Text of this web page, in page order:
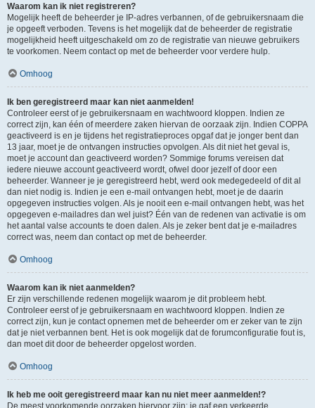
Waarom kan ik niet registreren?
Mogelijk heeft de beheerder je IP-adres verbannen, of de gebruikersnaam die
je opgeeft verboden. Tevens is het mogelijk dat de beheerder de registratie
mogelijkheid heeft uitgeschakeld om zo de registratie van nieuwe gebruikers
te voorkomen. Neem contact op met de beheerder voor verdere hulp.
Omhoog
Ik ben geregistreerd maar kan niet aanmelden!
Controleer eerst of je gebruikersnaam en wachtwoord kloppen. Indien ze
correct zijn, kan één of meerdere zaken hiervan de oorzaak zijn. Indien COPPA
geactiveerd is en je tijdens het registratieproces opgaf dat je jonger bent dan
13 jaar, moet je de ontvangen instructies opvolgen. Als dit niet het geval is,
moet je account dan geactiveerd worden? Sommige forums vereisen dat
iedere nieuwe account geactiveerd wordt, ofwel door jezelf of door een
beheerder. Wanneer je je geregistreerd hebt, werd ook medegedeeld of dit al
dan niet nodig is. Indien je een e-mail ontvangen hebt, moet je de daarin
opgegeven instructies volgen. Als je nooit een e-mail ontvangen hebt, was het
opgegeven e-mailadres dan wel juist? Één van de redenen van activatie is om
het aantal valse accounts te doen dalen. Als je zeker bent dat je e-mailadres
correct was, neem dan contact op met de beheerder.
Omhoog
Waarom kan ik niet aanmelden?
Er zijn verschillende redenen mogelijk waarom je dit probleem hebt.
Controleer eerst of je gebruikersnaam en wachtwoord kloppen. Indien ze
correct zijn, kun je contact opnemen met de beheerder om er zeker van te zijn
dat je niet verbannen bent. Het is ook mogelijk dat de forumconfiguratie fout is,
dan moet dit door de beheerder opgelost worden.
Omhoog
Ik heb me ooit geregistreerd maar kan nu niet meer aanmelden!?
De meest voorkomende oorzaken hiervoor zijn: je gaf een verkeerde